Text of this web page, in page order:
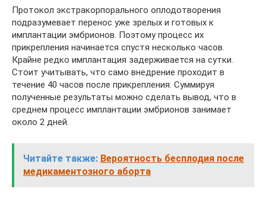
Протокол экстракорпорального оплодотворения
подразумевает перенос уже зрелых и готовых к
имплантации эмбрионов. Поэтому процесс их
прикрепления начинается спустя несколько часов.
Крайне редко имплантация задерживается на сутки.
Стоит учитывать, что само внедрение проходит в
течение 40 часов после прикрепления. Суммируя
полученные результаты можно сделать вывод, что в
среднем процесс имплантации эмбрионов занимает
около 2 дней.
Читайте также: Вероятность бесплодия после
медикаментозного аборта